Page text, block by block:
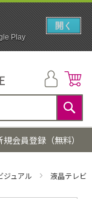
検
索
規会員登録（無料）
ジュアル 液晶テレ
Play
開く